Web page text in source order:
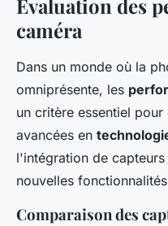
Évaluation des
caméra
Dans un monde où la
omniprésente, les
un critère essentiel
avancées en
l'intégration de
nouvelles
Comparaison des